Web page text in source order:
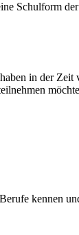
Schulform
in der
kennen